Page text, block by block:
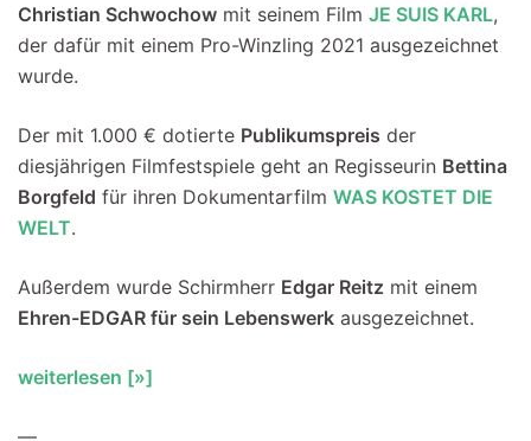
Christian Schwochow mit seinem Film JE SUIS KARL,
der dafür mit einem Pro-Winzling 2021 ausgezeichnet
wurde.
Der mit 1.000 € dotierte Publikumspreis der
diesjährigen Filmfestspiele geht an Regisseurin Bettina
Borgfeld für ihren Dokumentarfilm WAS KOSTET DIE
WELT.
Außerdem wurde Schirmherr Edgar Reitz mit einem
Ehren-EDGAR für sein Lebenswerk ausgezeichnet.
weiterlesen [»]
—